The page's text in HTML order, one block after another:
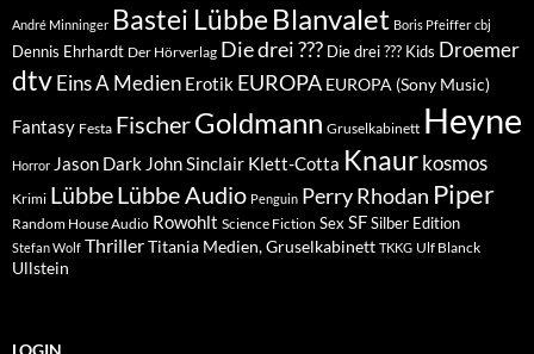
André Minninger Bastei Lübbe Blanvalet Boris Pfeiffer cbj
Dennis Ehrhardt Der Hörverlag Die drei ??? Die drei ??? Kids Droemer
dtvEins A Medien Erotik EUROPA EUROPA (Sony Music)
Fantasy Festa FischerGoldmann Gruselkabinett Heyne
Horror Jason Dark John Sinclair Klett-Cotta Knaur kosmos
Krimi LübbeLübbe Audio Penguin Perry Rhodan Piper
Random House Audio Rowohlt Science Fiction Sex SFSilber Edition
Stefan Wolf ThrillerTitania Medien, Gruselkabinett TKKG Ulf Blanck
Ullstein